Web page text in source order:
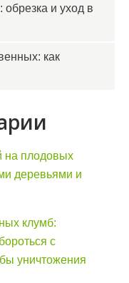
и уход в
как
на плодовых
деревьями и
клумб:
с
уничтожения